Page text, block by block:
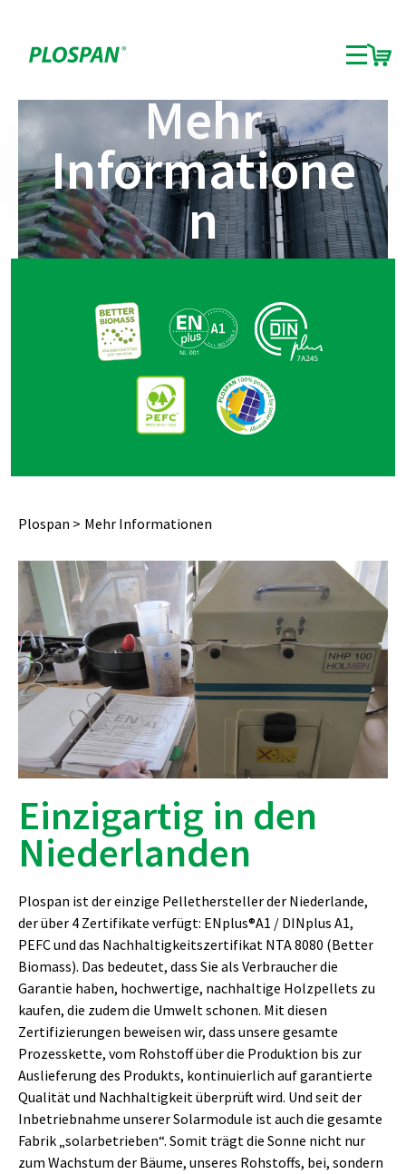
Mehr
Informatione
n
Plospan Mehr Informationen
Einzigartig in den
Niederlanden
Plospan ist der einzige Pellethersteller der Niederlande,
der über 4 Zertifikate verfügt: ENplus®A1 / DINplus A1,
PEFC und das Nachhaltigkeitszertifikat NTA 8080 (Better
Biomass). Das bedeutet, dass Sie als Verbraucher die
Garantie haben, hochwertige, nachhaltige Holzpellets zu
kaufen, die zudem die Umwelt schonen. Mit diesen
Zertifizierungen beweisen wir, dass unsere gesamte
Prozesskette, vom Rohstoff über die Produktion bis zur
Auslieferung des Produkts, kontinuierlich auf garantierte
Qualität und Nachhaltigkeit überprüft wird. Und seit der
Inbetriebnahme unserer Solarmodule ist auch die gesamte
Fabrik „solarbetrieben“. Somit trägt die Sonne nicht nur
zum Wachstum der Bäume, unseres Rohstoffs, bei, sondern